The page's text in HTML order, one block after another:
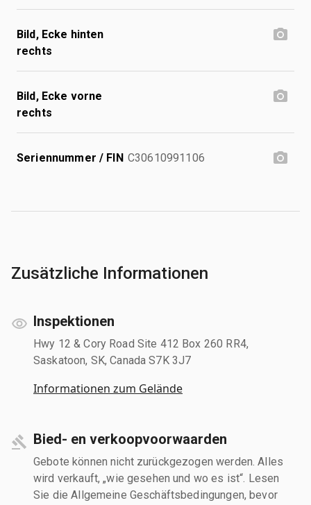
Bild, Ecke hinten
rechts
Bild, Ecke vorne
rechts
Seriennummer / FIN C30610991106
Zusätzliche Informationen
Inspektionen
Hwy 12 & Cory Road Site 412 Box 260 RR4,
Saskatoon, SK, Canada S7K 3J7
Informationen zum Gelände
Bied- en verkoopvoorwaarden
Gebote können nicht zurückgezogen werden. Alles
wird verkauft, „wie gesehen und wo es ist“. Lesen
Sie die Allgemeine Geschäftsbedingungen, bevor